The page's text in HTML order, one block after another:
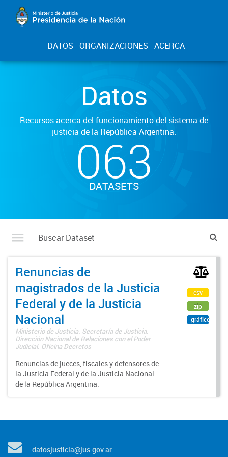
DATOS ORGANIZACIONES ACERCA
Datos
Recursos acerca del funcionamiento del sistema de
justicia de la República Argentina.
063
DATASETS
Renuncias de
magistrados de la Justicia
Federal y de la Justicia
Nacional
Ministerio de Justicia. Secretaría de Justicia.
Dirección Nacional de Relaciones con el Poder
Judicial. Oficina Decretos
Renuncias de jueces, fiscales y defensores de
la Justicia Federal y de la Justicia Nacional
de la República Argentina.
csv
zip
gráfico
datosjusticia@jus.gov.ar